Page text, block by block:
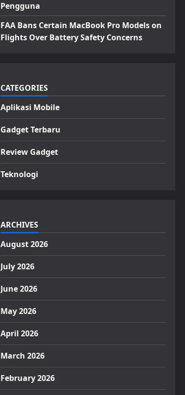
Pengguna
FAA Bans Certain MacBook Pro Models on
Flights Over Battery Safety Concerns
CATEGORIES
Aplikasi Mobile
Gadget Terbaru
Review Gadget
Teknologi
ARCHIVES
August 2026
July 2026
June 2026
May 2026
April 2026
March 2026
February 2026